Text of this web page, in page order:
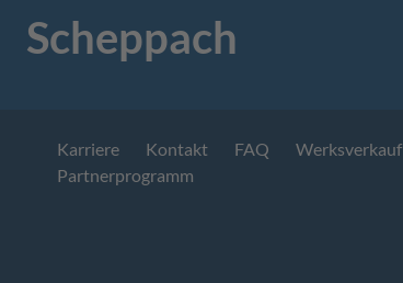
Scheppach
Karriere Kontakt FAQ
Werksverkauf
Partnerprogramm